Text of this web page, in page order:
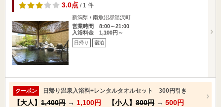
3.0点/ 1 件
新潟県 / 南魚沼郡湯沢町
営業時間 8:00～21:00
入浴料金 1,100円～
日帰り 宿泊
クーポン 日帰り温泉入浴料+レンタルタオルセット 300円引き
【大人】 1,400円 → 1,100円 【小人】 800円 → 500円